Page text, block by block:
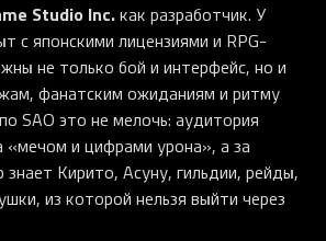
Studio Inc.как разработчик. У
с японскими лицензиями и RPG-
не только бой и интерфейс, но и
фанатским ожиданиям и ритму
SAO это не мелочь: аудитория
«мечом и цифрами урона», а за
Кирито, Асуну, гильдии, рейды,
из которой нельзя выйти через